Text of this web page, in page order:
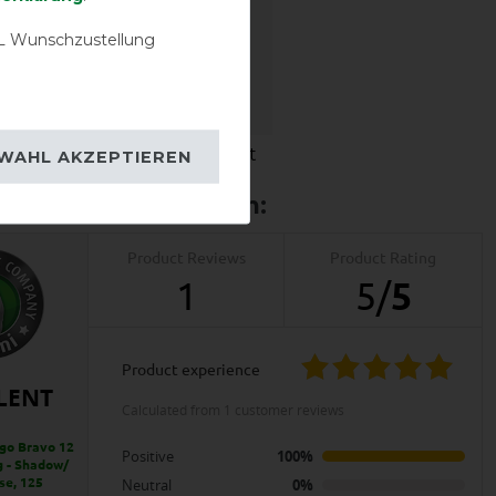
Wasserdichtigkeit
Bravo 12
- Shadow/
125
1 5/5
product experience
Positive
100%
Neutral
0%
Wunschzustellung
AKZEPTIEREN